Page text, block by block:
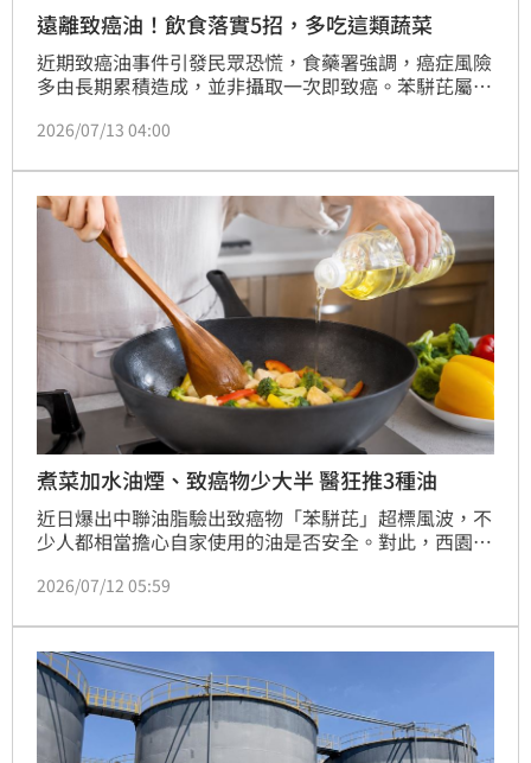
遠離致癌油！飲食落實5招，多吃這類蔬菜
近期致癌油事件引發民眾恐慌，食藥署強調，癌症風險
多由長期累積造成，並非攝取一次即致癌。苯駢芘屬一
「減毒」飲食，包括減少攝取炸烤物、避免反覆使用炸
外，遠離二手菸、廚房油煙，戶外活動配戴口罩，以及
正確使用食器，皆能減少苯駢芘暴露。與其過度恐慌，
不如從調整日常飲食與生活習慣做起，為全家人的健康
把關，遠離致癌風險，打造安心無毒的生活環境。
2026/07/13 04:00
煮菜加水油煙、致癌物少大半 醫狂推3種油
近日爆出中聯油脂驗出致癌物「苯駢芘」超標風波，不
少人都相當擔心自家使用的油是否安全。對此，西園醫
產物，不只致癌油，若是燒烤、煙燻，食物焦黑，也會
淋油，最推薦使用橄欖油、苦茶油或酪梨油。
2026/07/12 05:59